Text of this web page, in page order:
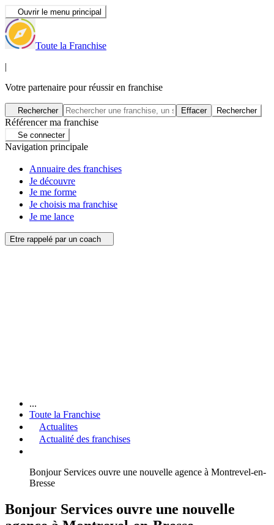
Ouvrir le menu principal
Toute la Franchise
|
Votre partenaire pour réussir en franchise
Rechercher Effacer Rechercher
Référencer ma franchise
Se connecter
Navigation principale
Annuaire des franchises
Je découvre
Je me forme
Je choisis ma franchise
Je me lance
Etre rappelé par un coach
...
Toute la Franchise
Actualites
Actualité des franchises
Bonjour Services ouvre une nouvelle agence à Montrevel-en-
Bresse
Bonjour Services ouvre une nouvelle